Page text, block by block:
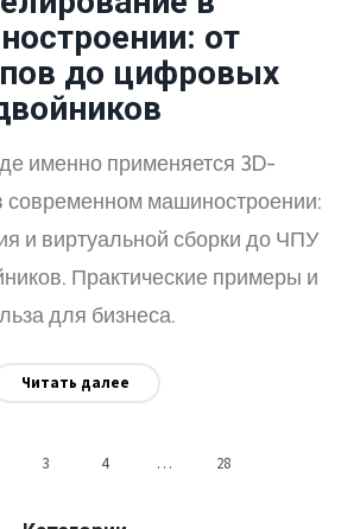
от
до цифровых
именно применяется 3D-
современном машиностроении:
и виртуальной сборки до ЧПУ
Практические примеры и
для бизнеса.
Читать далее
3 4 … 28